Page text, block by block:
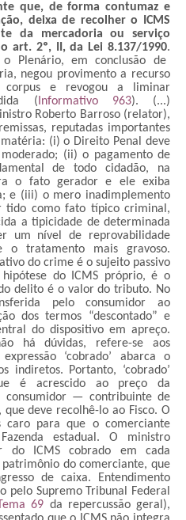
que, de forma contumaz e
deixa de recolher o ICMS
da mercadoria ou serviço
art. 2º, II, da Lei 8.137/1990.
o Plenário, em conclusão de
negou provimento a recurso
corpus e revogou a liminar
( Informativo 963). (...)
Roberto Barroso (relator),
reputadas importantes
(i) o Direito Penal deve
(ii) o pagamento de
de todo cidadão, na
o fato gerador e ele exiba
e (iii) o mero inadimplemento
tido como fato típico criminal,
a tipicidade de determinada
um nível de reprovabilidade
o tratamento mais gravoso.
do crime é o sujeito passivo
do ICMS próprio, é o
delito é o valor do tributo. No
pelo consumidor ao
dos termos “descontado” e
do dispositivo em apreço.
há dúvidas, refere-se aos
‘cobrado’ abarca o
indiretos. Portanto, ‘cobrado’
é acrescido ao preço da
consumidor — contribuinte de
deve recolhê-lo ao Fisco. O
caro para que o comerciante
estadual.
O ministro
do ICMS cobrado em cada
do comerciante, que
de caixa. Entendimento
pelo Supremo Tribunal Federal
Tema 69 da repercussão geral),